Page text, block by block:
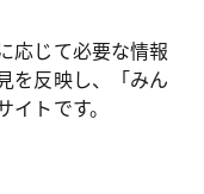
応じて必要な情報
を反映し、「みん
トです。